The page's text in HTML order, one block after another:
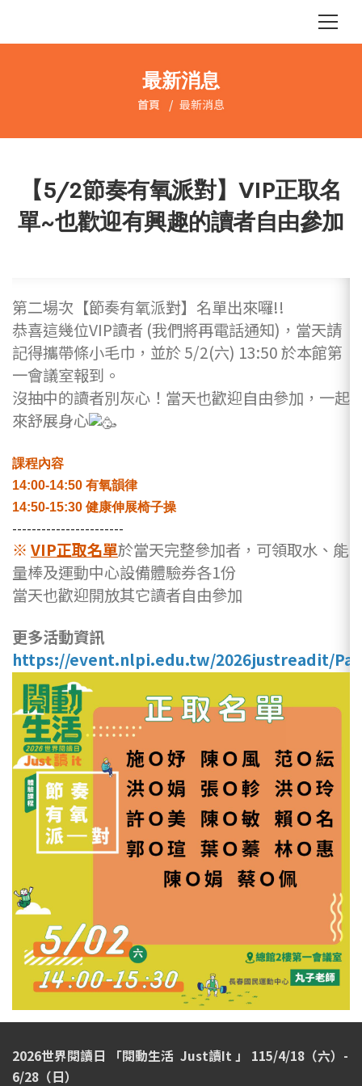
最新消息
首頁 最新消息
【5/2節奏有氧派對】VIP正取名
單~也歡迎有興趣的讀者自由參加
第二場次【節奏有氧派對】名單出來囉!!
恭喜這幾位VIP讀者 (我們將再電話通知)，當天請
記得攜帶條小毛巾，並於 5/2(六) 13:50 於本館第
一會議室報到。
沒抽中的讀者別灰心！當天也歡迎自由參加，一起
來舒展身心
課程內容
14:00-14:50 有氧韻律
14:50-15:30 健康伸展椅子操
-----------------------
※ VIP正取名單於當天完整參加者，可領取水、能
量棒及運動中心設備體驗券各1份
當天也歡迎開放其它讀者自由參加
更多活動資訊
https://event.nlpi.edu.tw/2026justreadit/
2026世界閱讀日 「閱動生活 Just讀It 」 115/4/18（六）-
6/28（日）